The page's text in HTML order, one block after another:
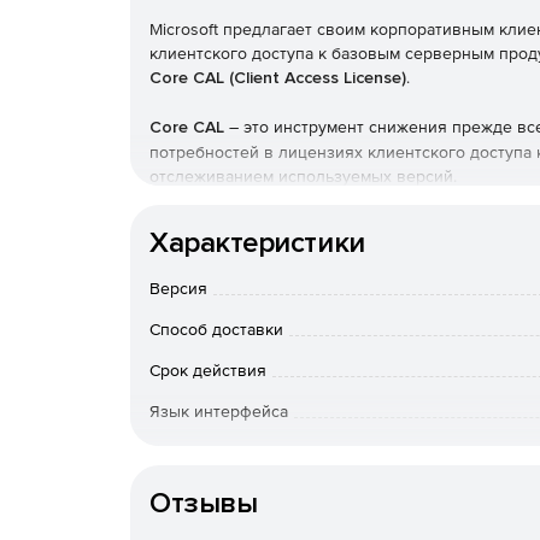
Microsoft предлагает своим корпоративным
клиентского доступа к базовым серверным
Core CAL (Client Access License).
Core CAL – это инструмент снижения прежде
потребностей в лицензиях клиентского
отслеживанием используемых версий.
Продается только при наличии основной
Приобретение набора лицензий клиентского
управление клиентскими лицензиями, снизить
одном лицензионном соглашении
новых, освобождая ресурсы для решения
доступа ко всем современным версиям базовых
Microsoft Exchange Server, Systems Server
Характеристики
Версия
Способ доставки
Срок действия
Язык интерфейса
Отзывы